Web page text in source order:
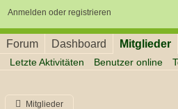
Anmelden oder registrieren
Forum Dashboard Mitglieder
Letzte Aktivitäten Benutzer online
Mitglieder